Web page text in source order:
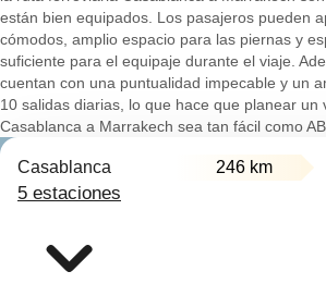
están bien equipados. Los pasajeros pueden
cómodos, amplio espacio para las piernas y
suficiente para el equipaje durante el viaje.
cuentan con una puntualidad impecable y un
10 salidas diarias, lo que hace que planear un
Casablanca a Marrakech sea tan fácil como
Casablanca 246 km
5 estaciones